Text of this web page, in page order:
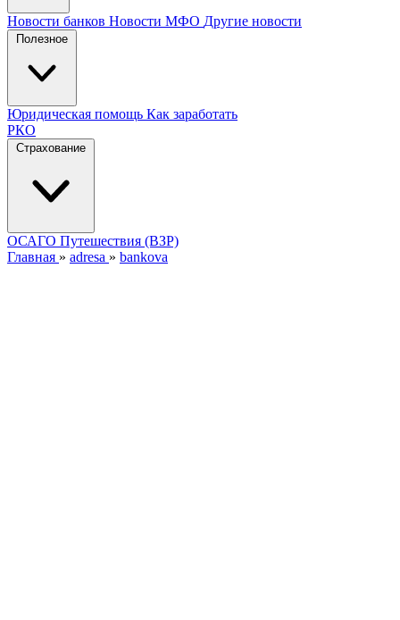
Новости банков Новости МФО Другие новости
Полезное
Юридическая помощь Как заработать
РКО
Страхование
ОСАГО Путешествия (ВЗР)
Главная » adresa » bankova